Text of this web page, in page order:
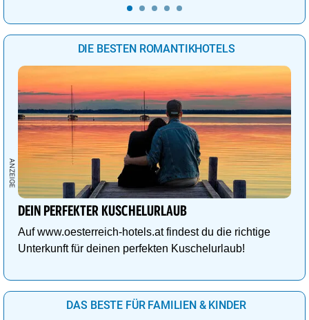
DIE BESTEN ROMANTIKHOTELS
DEIN PERFEKTER KUSCHELURLAUB
Auf www.oesterreich-hotels.at findest du die richtige
Unterkunft für deinen perfekten Kuschelurlaub!
DAS BESTE FÜR FAMILIEN & KINDER